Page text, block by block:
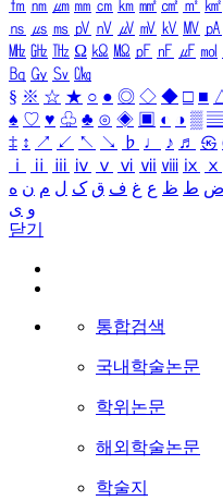
㎙ ㎚ ㎛ ㎜ ㎝ ㎞ ㎟ ㎠ ㎡ ㎢
㎱ ㎲ ㎳ ㎴ ㎵ ㎶ ㎷ ㎸ ㎹ ㎀
㎒ ㎓ ㎔ Ω ㏀ ㏁ ㎊ ㎋ ㎌ ㏖
㏃ ㏉ ㏜ ㏆
§ ※ ☆ ★ ○ ● ◎ ◇ ◆ □ ■
♠ ♡ ♥ ♧ ♣ ⊙ ◈ ▣ ◐ ◑ ▒ ▤
‡ ↕ ↗ ↙ ↖ ↘ ♭ ♩ ♪ ♬ ㉿
ⅰ
ⅱ ⅲ ⅳ ⅴ ⅵ ⅶ ⅷ ⅸ ⅹ
ض ط ظ ع غ ف ق ک ل م ن ه
و ی
닫기
통합검색
국내학술논문
학위논문
해외학술논문
학술지